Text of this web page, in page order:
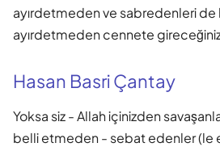
ayırdetmeden ve sabredenleri
ayırdetmeden cennete gireceğinizi
Hasan Basri Çantay
Yoksa siz - Allah içinizden
belli etmeden - sebat edenler (le